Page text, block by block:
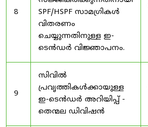
8
SPF/HSPF സാമഗ്രികൾ
വിതരണം
ചെയ്യുന്നതിനുള്ള ഇ-
ടെൻഡർ വിജ്ഞാപനം.
9
സിവിൽ
പ്രവൃത്തികൾക്കായുള്ള
ഇ-ടെൻഡർ അറിയിപ്പ് -
തെന്മല ഡിവിഷൻ